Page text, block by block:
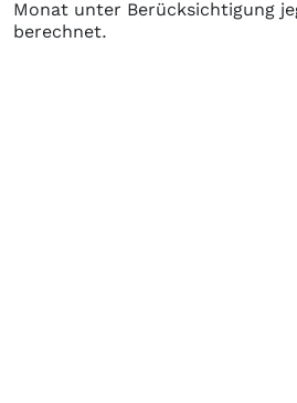
Monat unter Berücksichtigung
berechnet.